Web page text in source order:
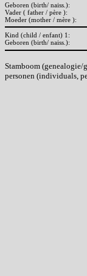
Geboren (birth/ naiss.):
Vader ( father / père ):
Moeder (mother / mère ):
Kind (child / enfant) 1:
Geboren (birth/ naiss.):
Stamboom (genealogie/
personen (individuals,